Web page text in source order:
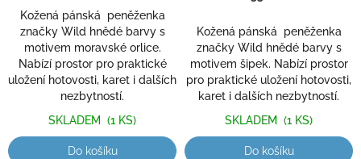
Kožená pánská peněženka
značky Wild hnědé barvy s
motivem moravské orlice.
Nabízí prostor pro praktické
uložení hotovosti, karet i dalších
nezbytností.
SKLADEM (1 KS)
Do košíku
Kožená pánská peněženka
značky Wild hnědé barvy s
motivem šipek. Nabízí prostor
pro praktické uložení hotovosti,
karet i dalších nezbytností.
SKLADEM (1 KS)
Do košíku